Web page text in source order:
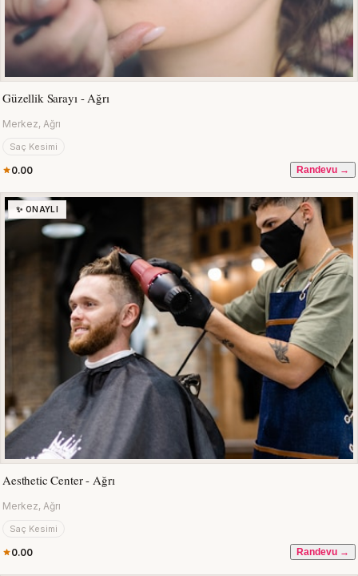
Güzellik Sarayı - Ağrı
Merkez, Ağrı
Saç Kesimi
0.00 Randevu →
✨ ONAYLI
Aesthetic Center - Ağrı
Merkez, Ağrı
Saç Kesimi
0.00 Randevu →